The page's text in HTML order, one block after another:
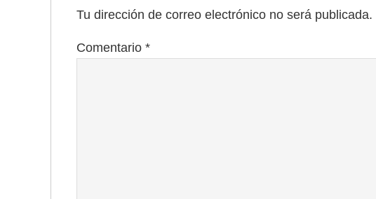
Tu dirección de correo electrónico no será publicada.
Comentario *